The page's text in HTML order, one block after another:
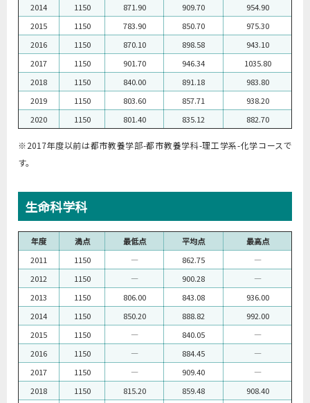
2014
1150 871.90 909.70
954.90
2015
1150 783.90 850.70
975.30
2016
1150 870.10 898.58
943.10
2017
1150 901.70 946.34
1035.80
2018
1150 840.00 891.18
983.80
2019
1150 803.60 857.71
938.20
2020
1150 801.40 835.12 882.70
※2017年度以前は都市教養学部-都市教養学科-理工学系-化学コースで
す。
生命科学科
年度 満点 最低点 平均点
最高点
2011
1150 ― 862.75
―
2012
1150 ― 900.28
―
2013
1150 806.00 843.08
936.00
2014
1150 850.20 888.82
992.00
2015
1150 ― 840.05
―
2016
1150 ― 884.45
―
2017
1150 ― 909.40
―
2018
1150 815.20 859.48
908.40